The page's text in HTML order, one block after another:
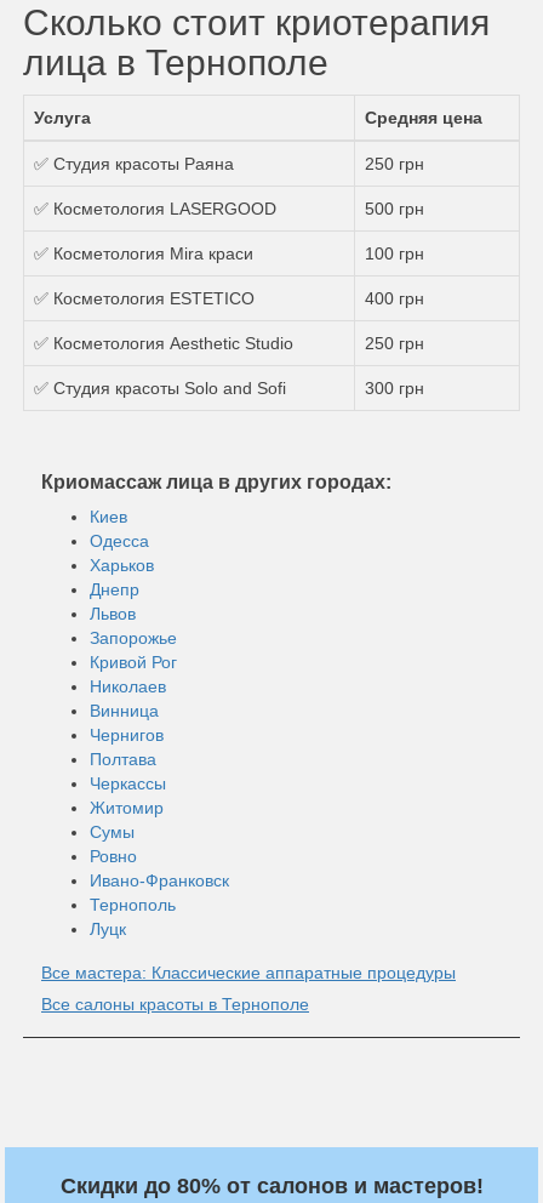
Сколько стоит криотерапия
лица в Тернополе
Услуга Средняя цена
✅ Студия красоты Раяна 250 грн
✅ Косметология LASERGOOD 500 грн
✅ Косметология Mira краси 100 грн
✅ Косметология ESTETICO 400 грн
✅ Косметология Aesthetic Studio 250 грн
✅ Студия красоты Solo and Sofi 300 грн
Криомассаж лица в других городах:
Киев
Одесса
Харьков
Днепр
Львов
Запорожье
Кривой Рог
Николаев
Винница
Чернигов
Полтава
Черкассы
Житомир
Сумы
Ровно
Ивано-Франковск
Тернополь
Луцк
Все мастера: Классические аппаратные процедуры
Все салоны красоты в Тернополе
Скидки до 80% от салонов и мастеров!